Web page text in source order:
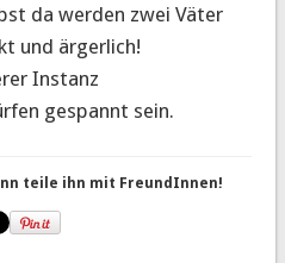
da werden zwei Väter
und ärgerlich!
Instanz
gespannt sein.
teile ihn mit FreundInnen!